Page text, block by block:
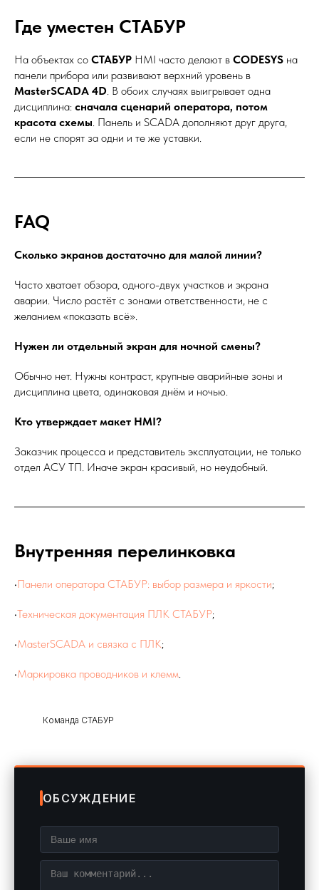
Где уместен СТАБУР
На объектах со СТАБУР HMI часто делают в CODESYS на
панели прибора или развивают верхний уровень в
MasterSCADA 4D. В обоих случаях выигрывает одна
дисциплина: сначала сценарий оператора, потом
красота схемы. Панель и SCADA дополняют друг друга,
если не спорят за одни и те же уставки.
FAQ
Сколько экранов достаточно для малой линии?
Часто хватает обзора, одного-двух участков и экрана
аварии. Число растёт с зонами ответственности, не с
желанием «показать всё».
Нужен ли отдельный экран для ночной смены?
Обычно нет. Нужны контраст, крупные аварийные зоны и
дисциплина цвета, одинаковая днём и ночью.
Кто утверждает макет HMI?
Заказчик процесса и представитель эксплуатации, не только
отдел АСУ ТП. Иначе экран красивый, но неудобный.
Внутренняя перелинковка
•Панели оператора СТАБУР: выбор размера и яркости;
•Техническая документация ПЛК СТАБУР;
•MasterSCADA и связка с ПЛК;
•Маркировка проводников и клемм.
Команда СТАБУР
ОБСУЖДЕНИЕ